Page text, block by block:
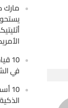
مارك
10
في
10